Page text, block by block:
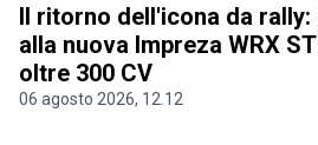
Il ritorno dell'icona da rally:
alla nuova Impreza WRX
oltre 300 CV
06 agosto 2026, 12.12